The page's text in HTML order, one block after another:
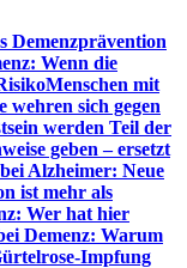
Demenzprävention
Wenn die
Menschen mit
wehren sich gegen
werden Teil der
geben – ersetzt
Alzheimer: Neue
ist mehr als
Wer hat hier
Demenz: Warum
Impfung